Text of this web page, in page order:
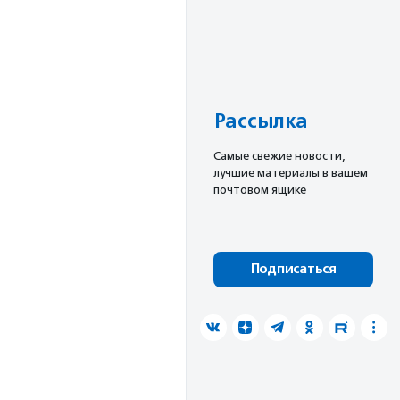
Рассылка
Cамые свежие новости,
лучшие материалы в вашем
почтовом ящике
Подписаться